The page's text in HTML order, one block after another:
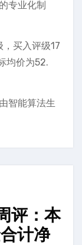
专业化制
买入评级17
均价为52.
智能算法生
评：本
计净